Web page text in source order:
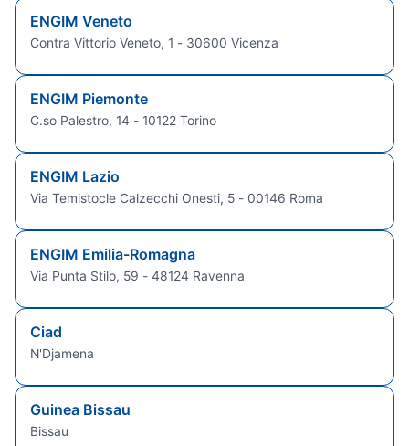
ENGIM Veneto
Contra Vittorio Veneto, 1 - 30600 Vicenza
ENGIM Piemonte
C.so Palestro, 14 - 10122 Torino
ENGIM Lazio
Via Temistocle Calzecchi Onesti, 5 - 00146 Roma
ENGIM Emilia-Romagna
Via Punta Stilo, 59 - 48124 Ravenna
Ciad
N'Djamena
Guinea Bissau
Bissau